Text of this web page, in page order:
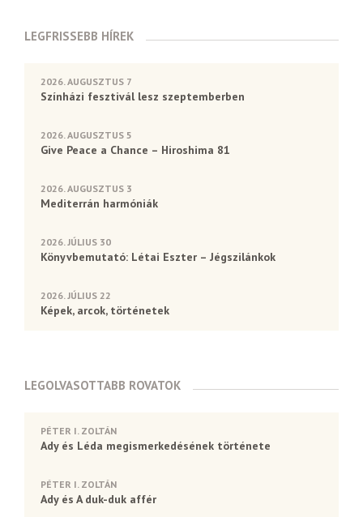
LEGFRISSEBB HÍREK
2026. AUGUSZTUS 7
Színházi fesztivál lesz szeptemberben
2026. AUGUSZTUS 5
Give Peace a Chance – Hiroshima 81
2026. AUGUSZTUS 3
Mediterrán harmóniák
2026. JÚLIUS 30
Könyvbemutató: Létai Eszter – Jégszilánkok
2026. JÚLIUS 22
Képek, arcok, történetek
LEGOLVASOTTABB ROVATOK
PÉTER I. ZOLTÁN
Ady és Léda megismerkedésének története
PÉTER I. ZOLTÁN
Ady és A duk-duk affér